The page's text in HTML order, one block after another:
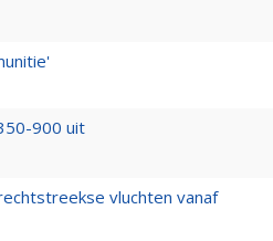
900 uit
vluchten vanaf